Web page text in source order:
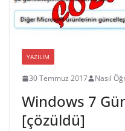
YAZILIM
30 Temmuz 2017 Nasıl
Windows 7
[çözüldü]